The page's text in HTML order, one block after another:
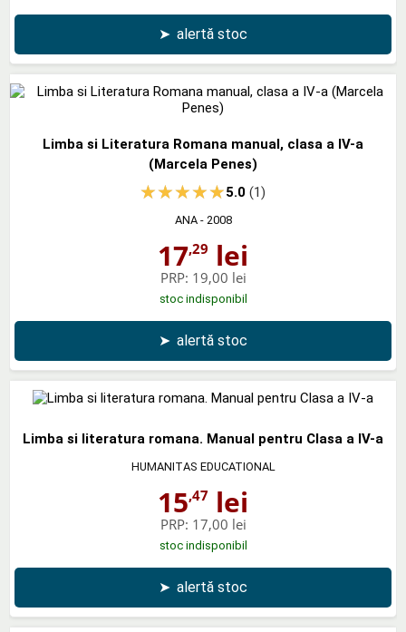
➤ alertă stoc
Limba si Literatura Romana manual, clasa a IV-a
(Marcela Penes)
5.0(1)
ANA- 2008
17,29 lei
PRP: 19,00 lei
stoc indisponibil
➤ alertă stoc
Limba si literatura romana. Manual pentru Clasa a IV-a
HUMANITAS EDUCATIONAL
15,47 lei
PRP: 17,00 lei
stoc indisponibil
➤ alertă stoc